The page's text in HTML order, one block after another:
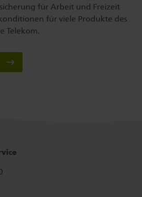
für Arbeit und Freizeit
für viele Produkte des
Telekom.